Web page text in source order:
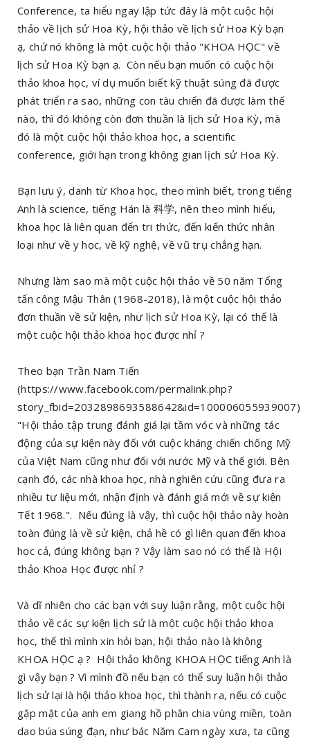
Conference, ta hiểu ngay lập tức đây là một cuộc hội
thảo về lịch sử Hoa Kỳ, hội thảo về lịch sử Hoa Kỳ bạn
ạ, chứ nó không là một cuộc hội thảo "KHOA HỌC" về
lịch sử Hoa Kỳ bạn ạ. Còn nếu bạn muốn có cuộc hội
thảo khoa học, ví dụ muốn biết kỹ thuật súng đã được
phát triển ra sao, những con tàu chiến đã được làm thế
nào, thì đó không còn đơn thuần là lịch sử Hoa Kỳ, mà
đó là một cuộc hội thảo khoa học, a scientific
conference, giới hạn trong không gian lịch sử Hoa Kỳ.
Bạn lưu ý, danh từ Khoa học, theo mình biết, trong tiếng
Anh là science, tiếng Hán là 科学, nên theo mình hiểu,
khoa học là liên quan đến tri thức, đến kiến thức nhân
loại như về y học, về kỹ nghệ, về vũ trụ chẳng hạn.
Nhưng làm sao mà một cuộc hội thảo về 50 năm Tổng
tấn công Mậu Thân (1968-2018), là một cuộc hội thảo
đơn thuần về sử kiện, như lịch sử Hoa Kỳ, lại có thể là
một cuộc hội thảo khoa học được nhỉ ?
Theo bạn Trần Nam Tiến
(https://www.facebook.com/permalink.php?
story_fbid=2032898693588642&id=100006055939007)
"Hội thảo tập trung đánh giá lại tầm vóc và những tác
động của sự kiện này đối với cuộc kháng chiến chống Mỹ
của Việt Nam cũng như đối với nước Mỹ và thế giới. Bên
cạnh đó, các nhà khoa học, nhà nghiên cứu cũng đưa ra
nhiều tư liệu mới, nhận định và đánh giá mới về sự kiện
Tết 1968.". Nếu đúng là vậy, thì cuộc hội thảo này hoàn
toàn đúng là về sử kiện, chả hề có gì liên quan đến khoa
học cả, đúng không bạn ? Vậy làm sao nó có thể là Hội
thảo Khoa Học được nhỉ ?
Và dĩ nhiên cho các bạn với suy luận rằng, một cuộc hội
thảo về các sự kiện lịch sử là một cuộc hội thảo khoa
học, thế thì mình xin hỏi bạn, hội thảo nào là không
KHOA HỌC ạ ? Hội thảo không KHOA HỌC tiếng Anh là
gì vậy bạn ? Vì mình đồ nếu bạn có thể suy luận hội thảo
lịch sử lại là hội thảo khoa học, thì thành ra, nếu có cuộc
gặp mặt của anh em giang hồ phân chia vùng miền, toàn
dao búa súng đạn, như bác Năm Cam ngày xưa, ta cũng